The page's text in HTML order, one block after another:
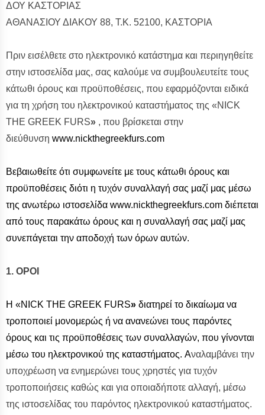
ΔΟΥ ΚΑΣΤΟΡΙΑΣ
ΑΘΑΝΑΣΙΟΥ ΔΙΑΚΟΥ 88, Τ.Κ. 52100, ΚΑΣΤΟΡΙΑ
Πριν εισέλθετε στο ηλεκτρονικό κατάστημα και περιηγηθείτε
στην ιστοσελίδα μας, σας καλούμε να συμβουλευτείτε τους
κάτωθι όρους και προϋποθέσεις, που εφαρμόζονται ειδικά
για τη χρήση του ηλεκτρονικού καταστήματος της «ΝICK
THE GREEK FURS» , που βρίσκεται στην
διεύθυνση www.nickthegreekfurs.com
Βεβαιωθείτε ότι συμφωνείτε με τους κάτωθι όρους και
προϋποθέσεις διότι η τυχόν συναλλαγή σας μαζί μας μέσω
της ανωτέρω ιστοσελίδα www.nickthegreekfurs.com διέπεται
από τους παρακάτω όρους και η συναλλαγή σας μαζί μας
συνεπάγεται την αποδοχή των όρων αυτών.
1. ΟΡΟΙ
Η «ΝICK THE GREEK FURS» διατηρεί το δικαίωμα να
τροποποιεί μονομερώς ή να ανανεώνει τους παρόντες
όρους και τις προϋποθέσεις των συναλλαγών, που γίνονται
μέσω του ηλεκτρονικού της καταστήματος. Aναλαμβάνει την
υποχρέωση να ενημερώνει τους χρηστές για τυχόν
τροποποιήσεις καθώς και για οποιαδήποτε αλλαγή, μέσω
της ιστοσελίδας του παρόντος ηλεκτρονικού καταστήματος.